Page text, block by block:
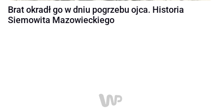
Brat okradł go w dniu pogrzebu ojca. Historia
Siemowita Mazowieckiego